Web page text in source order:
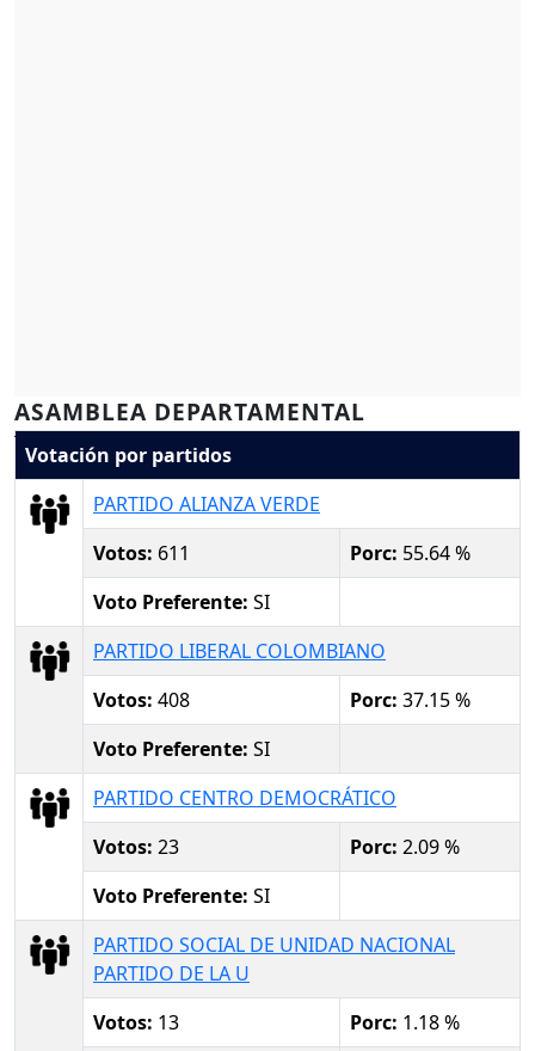
ASAMBLEA DEPARTAMENTAL
Votación por partidos
PARTIDO ALIANZA VERDE
Votos: 611 Porc: 55.64 %
Voto Preferente: SI
PARTIDO LIBERAL COLOMBIANO
Votos: 408 Porc: 37.15 %
Voto Preferente: SI
PARTIDO CENTRO DEMOCRÁTICO
Votos: 23 Porc: 2.09 %
Voto Preferente: SI
PARTIDO SOCIAL DE UNIDAD NACIONAL
PARTIDO DE LA U
Votos: 13 Porc: 1.18 %